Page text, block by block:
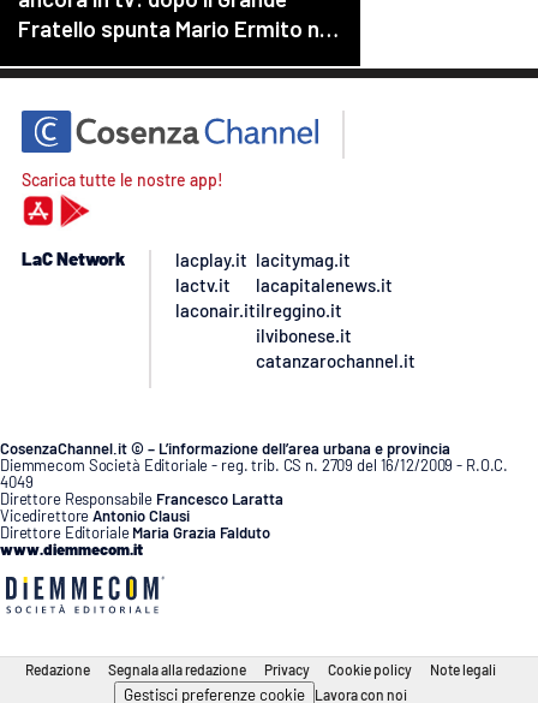
Scarica tutte le nostre app!
LaC Network
lacplay.it
lactv.it
laconair.it
lacitymag.it
lacapitalenews.it
ilreggino.it
ilvibonese.it
catanzarochannel.it
CosenzaChannel.it © – L’informazione dell’area urbana e provincia
Diemmecom Società Editoriale - reg. trib. CS n. 2709 del 16/12/2009 - R.O.C.
4049
Direttore Responsabile Francesco Laratta
VicedirettoreAntonio Clausi
Direttore Editoriale Maria Grazia Falduto
www.diemmecom.it
Redazione Segnala alla redazione Privacy Cookie policy Note legali
Gestisci preferenze cookie Lavora con noi